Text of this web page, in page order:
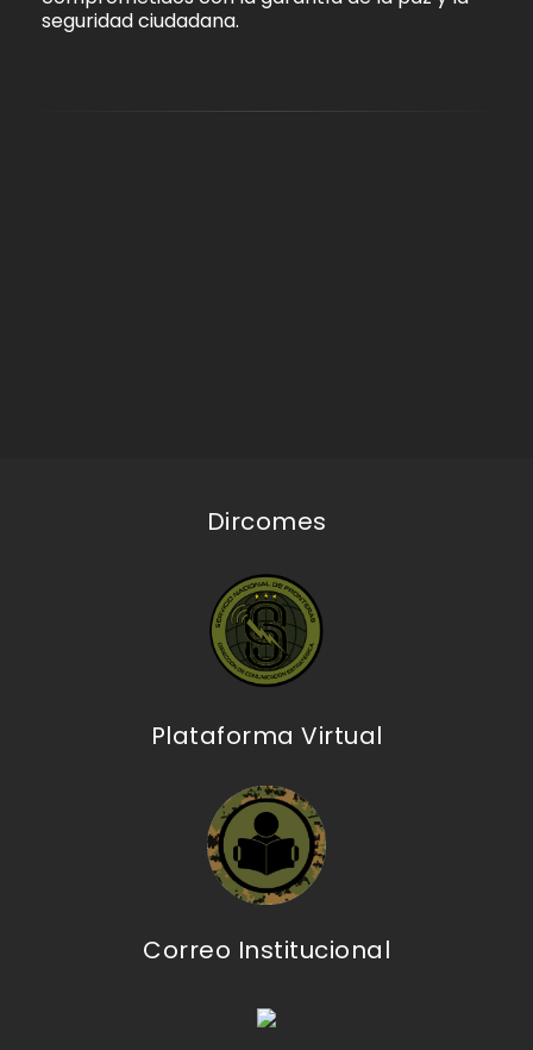
seguridad ciudadana.
Dircomes
Plataforma Virtual
Correo Institucional